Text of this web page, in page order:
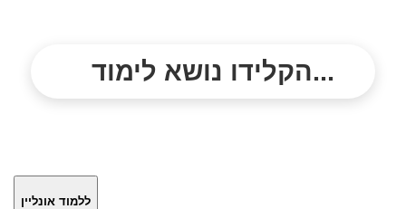
הקלידו נושא לימוד...
ללמוד אונליין